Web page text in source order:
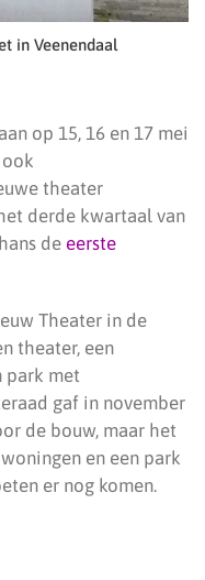
in Veenendaal
op 15, 16 en 17 mei
theater
derde kwartaal van
de eerste
Theater in de
theater, een
park met
gaf in november
de bouw, maar het
en een park
er nog komen.